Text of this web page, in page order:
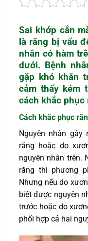
Sai khớp cắn
là răng bị vẩu
nhân có hàm
dưới. Bệnh
gặp khó khăn
cảm thấy kém
cách khắc phục
Cách khắc phục
Nguyên nhân
răng hoặc do
nguyên nhân trên.
răng thì phương
Nhưng nếu do
biết được nguyên
trước hoặc do
phối hợp cả hai